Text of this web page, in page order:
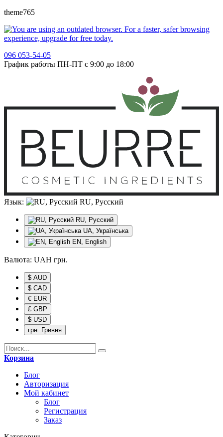
theme765
096 053-54-05
График работы ПН-ПТ с 9:00 до 18:00
Язык: RU, Русский
RU, Русский
UA, Українська
EN, English
Валюта: UAH грн.
$ AUD
$ CAD
€ EUR
£ GBP
$ USD
грн. Гривня
Корзина
Блог
Авторизация
Мой кабинет
Блог
Регистрация
Заказ